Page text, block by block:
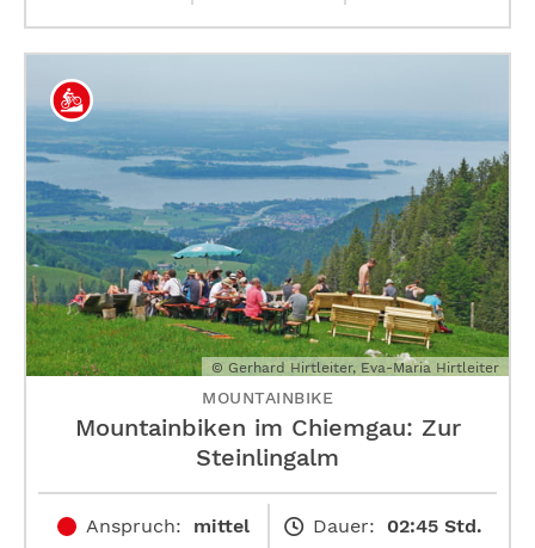
© Gerhard Hirtleiter, Eva-Maria Hirtleiter
MOUNTAINBIKE
Mountainbiken im Chiemgau: Zur
Steinlingalm
Anspruch: mittel Dauer: 02:45 Std.